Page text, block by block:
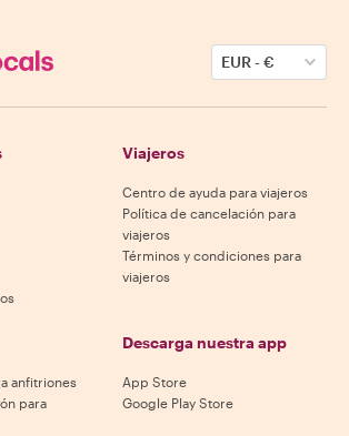
EUR-€
Viajeros
Centro de ayuda para viajeros
Política de cancelación para
viajeros
Términos y condiciones para
viajeros
anfitriones
para
Descarga nuestra app
App Store
Google Play Store